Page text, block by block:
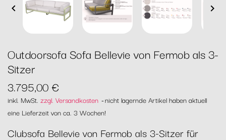
 
Outdoorsofa Sofa Bellevie von Fermob als 3-
Sitzer
3.795,00 €
inkl. MwSt. zzgl. Versandkosten nicht lagernde Artikel haben aktuell
eine Lieferzeit von ca. 3 Wochen!
Clubsofa Bellevie von Fermob als 3-Sitzer für